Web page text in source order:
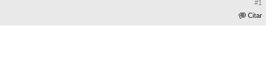
#1
Citar